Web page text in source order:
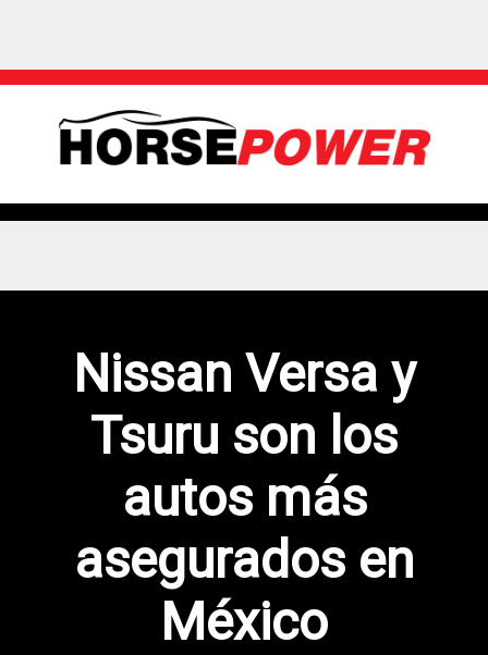
Nissan Versa y
Tsuru son los
autos más
asegurados en
México